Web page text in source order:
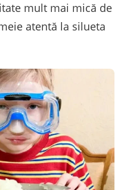
mult mai mică de
atentă la silueta